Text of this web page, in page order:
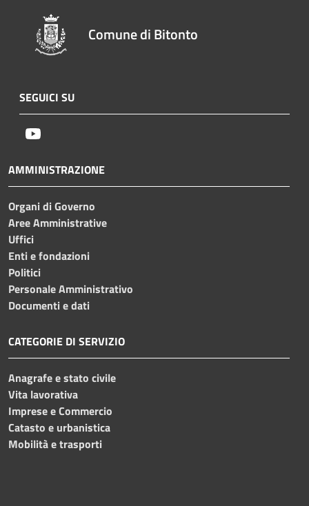
Comune di Bitonto
SEGUICI SU
AMMINISTRAZIONE
Organi di Governo
Aree Amministrative
Uffici
Enti e fondazioni
Politici
Personale Amministrativo
Documenti e dati
CATEGORIE DI SERVIZIO
Anagrafe e stato civile
Vita lavorativa
Imprese e Commercio
Catasto e urbanistica
Mobilità e trasporti